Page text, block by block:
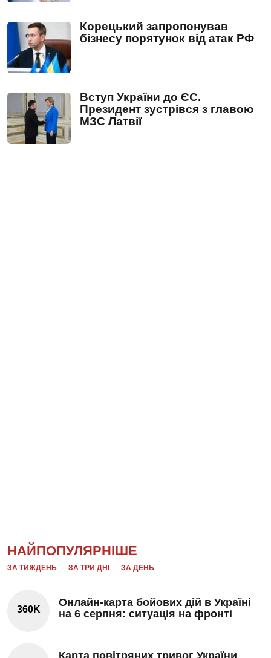
Корецький запропонував
бізнесу порятунок від атак РФ
Вступ України до ЄС.
Президент зустрівся з главою
МЗС Латвії
НАЙПОПУЛЯРНІШЕ
ЗА ТИЖДЕНЬ ЗА ТРИ ДНІ ЗА ДЕНЬ
360K
Онлайн-карта бойових дій в Україні
на 6 серпня: ситуація на фронті